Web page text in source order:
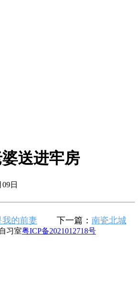
送进牢房
日
的前妻 下一篇： 南瓷北城
习室粤ICP备2021012718号